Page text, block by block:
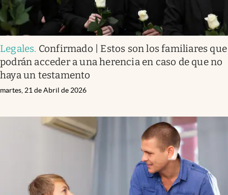
Legales. Confirmado | Estos son los familiares que
podrán acceder a una herencia en caso de que no
haya un testamento
martes, 21 de Abril de 2026